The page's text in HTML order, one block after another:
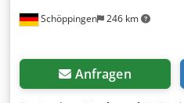
Schöppingen 246 km
Anfragen